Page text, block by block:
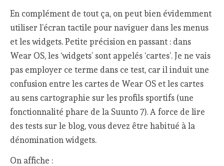
En complément de tout ça, on peut bien évidemment
utiliser l’écran tactile pour naviguer dans les menus
et les widgets. Petite précision en passant : dans
Wear OS, les ‘widgets’ sont appelés ‘cartes’. Je ne vais
pas employer ce terme dans ce test, car il induit une
confusion entre les cartes de Wear OS et les cartes
au sens cartographie sur les profils sportifs (une
fonctionnalité phare de la Suunto 7). A force de lire
des tests sur le blog, vous devez être habitué à la
dénomination widgets.
On affiche :